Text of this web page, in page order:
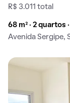
R$ 3.011 total
68 m² · 2 quartos
Avenida Sergipe,